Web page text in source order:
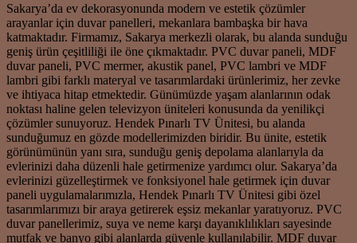
Sakarya’da ev dekorasyonunda modern ve estetik çözümler
arayanlar için duvar panelleri, mekanlara bambaşka bir hava
katmaktadır. Firmamız, Sakarya merkezli olarak, bu alanda sunduğu
geniş ürün çeşitliliği ile öne çıkmaktadır. PVC duvar paneli, MDF
duvar paneli, PVC mermer, akustik panel, PVC lambri ve MDF
lambri gibi farklı materyal ve tasarımlardaki ürünlerimiz, her zevke
ve ihtiyaca hitap etmektedir. Günümüzde yaşam alanlarının odak
noktası haline gelen televizyon üniteleri konusunda da yenilikçi
çözümler sunuyoruz. Hendek Pınarlı TV Ünitesi, bu alanda
sunduğumuz en gözde modellerimizden biridir. Bu ünite, estetik
görünümünün yanı sıra, sunduğu geniş depolama alanlarıyla da
evlerinizi daha düzenli hale getirmenize yardımcı olur. Sakarya’da
evlerinizi güzelleştirmek ve fonksiyonel hale getirmek için duvar
paneli uygulamalarımızla, Hendek Pınarlı TV Ünitesi gibi özel
tasarımlarımızı bir araya getirerek eşsiz mekanlar yaratıyoruz. PVC
duvar panellerimiz, suya ve neme karşı dayanıklılıkları sayesinde
mutfak ve banyo gibi alanlarda güvenle kullanılabilir. MDF duvar